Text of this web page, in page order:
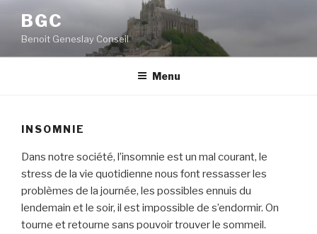
contenu
principal
BGC
Benoit Geneslay Conseil
Menu
INSOMNIE
Dans notre société, l’insomnie est un mal courant, le
stress de la vie quotidienne nous font ressasser les
problèmes de la journée, les possibles ennuis du
lendemain et le soir, il est impossible de s’endormir. On
tourne et retourne sans pouvoir trouver le sommeil.